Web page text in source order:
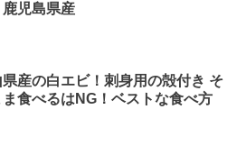
鹿児島県産
県産の白エビ！刺身用の殻付き そ
ま食べるはNG！ベストな食べ方